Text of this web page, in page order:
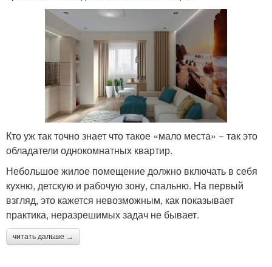
Кто уж так точно знает что такое «мало места» − так это
обладатели однокомнатных квартир.
Небольшое жилое помещение должно включать в себя
кухню, детскую и рабочую зону, спальню. На первый
взгляд, это кажется невозможным, как показывает
практика, неразрешимых задач не бывает.
читать дальше →